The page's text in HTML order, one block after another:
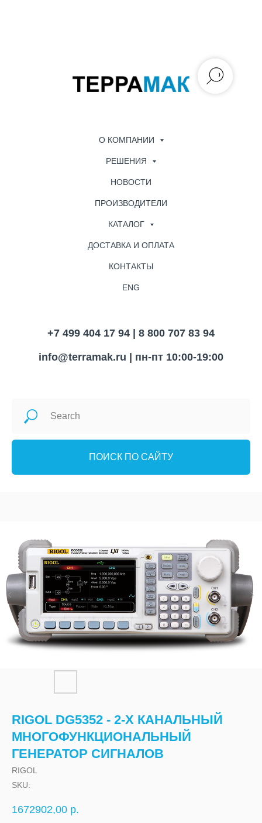
О КОМПАНИИ
РЕШЕНИЯ
НОВОСТИ
ПРОИЗВОДИТЕЛИ
КАТАЛОГ
ДОСТАВКА И ОПЛАТА
КОНТАКТЫ
ENG
+7 499 404 17 94 | 8 800 707 83 94
info@terramak.ru | пн-пт 10:00-19:00
ПОИСК ПО САЙТУ
RIGOL DG5352 - 2-Х КАНАЛЬНЫЙ
МНОГОФУНКЦИОНАЛЬНЫЙ
ГЕНЕРАТОР СИГНАЛОВ
RIGOL
SKU:
1672902,00 р.